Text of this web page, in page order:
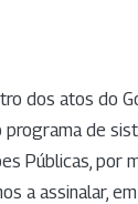
dos atos do
programa de
Públicas, por
a assinalar,